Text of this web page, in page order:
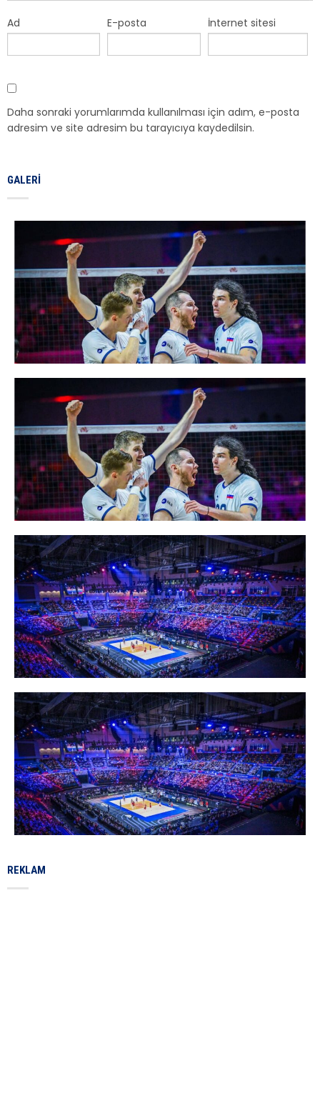
Ad E-posta İnternet sitesi
Daha sonraki yorumlarımda kullanılması için adım, e-posta
adresim ve site adresim bu tarayıcıya kaydedilsin.
GALERI
REKLAM